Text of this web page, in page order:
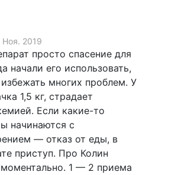
2019
просто спасение для
начали его использовать,
многих проблем. У
1,5 кг, страдает
Если какие-то
начинаются с
— отказ от еды, в
приступ. Про Колин
моментально. 1 — 2 приема